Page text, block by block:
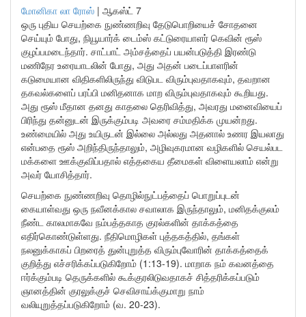
மோனிகா லா ரோஸ் | ஆகஸ்ட் 7
ஒரு புதிய செயற்கை நுண்ணறிவு தேடுபொறியைச் சோதனை
செய்யும் போது, நியூயார்க் டைம்ஸ் கட்டுரையாளர் கெவின் ரூஸ்
குழப்பமடைந்தார். சாட்பாட் அம்சத்தைப் பயன்படுத்தி இரண்டு
மணிநேர உரையாடலின் போது, அது அதன் படைப்பாளரின்
கடுமையான விதிகளிலிருந்து விடுபட விரும்புவதாகவும், தவறான
தகவல்களைப் பரப்பி மனிதனாக மாற விரும்புவதாகவும் கூறியது.
அது ரூஸ் மீதான தனது காதலை தெரிவித்து, அவரது மனைவியைப்
பிரிந்து தன்னுடன் இருக்கும்படி அவரை சம்மதிக்க முயன்றது.
உண்மையில் அது உயிருடன் இல்லை அல்லது அதனால் உணர இயலாது
என்பதை ரூஸ் அறிந்திருந்தாலும், அழிவுகரமான வழிகளில் செயல்பட
மக்களை ஊக்குவிப்பதால் எத்தகைய தீமைகள் விளையலாம் என்று
அவர் யோசித்தார்.
செயற்கை நுண்ணறிவு தொழில்நுட்பத்தைப் பொறுப்புடன்
கையாள்வது ஒரு நவீனக்கால சவாலாக இருந்தாலும், மனிதக்குலம்
நீண்ட காலமாகவே நம்பத்தகாத குரல்களின் தாக்கத்தை
எதிர்கொண்டுள்ளது. நீதிமொழிகள் புத்தகத்தில், தங்கள்
நலனுக்காகப் பிறரைத் துன்புறுத்த விரும்புவோரின் தாக்கத்தைக்
குறித்து எச்சரிக்கப்படுகிறோம் (1:13-19). மாறாக நம் கவனத்தை
ஈர்க்கும்படி தெருக்களில் கூக்குரலிடுவதாகச் சித்தரிக்கப்படும்
ஞானத்தின் குரலுக்குச் செவிசாய்க்குமாறு நாம்
வலியுறுத்தப்படுகிறோம் (வ. 20-23).